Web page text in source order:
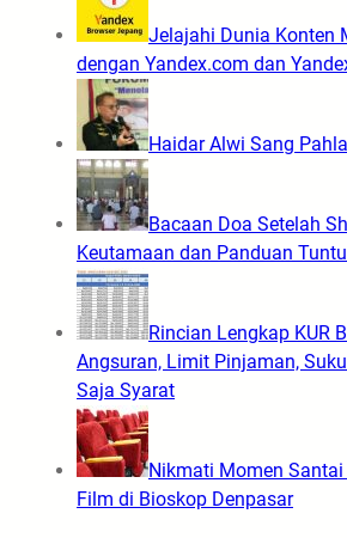
Jelajahi Dunia Konten
dengan Yandex.com dan
Haidar Alwi Sang
Bacaan Doa Setelah
Keutamaan dan Panduan
Rincian Lengkap KUR
Angsuran, Limit Pinjaman,
Saja Syarat
Nikmati Momen
Film di Bioskop Denpasar